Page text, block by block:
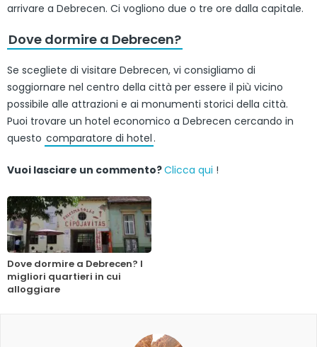
arrivare a Debrecen. Ci vogliono due o tre ore dalla capitale.
Dove dormire a Debrecen?
Se scegliete di visitare Debrecen, vi consigliamo di
soggiornare nel centro della città per essere il più vicino
possibile alle attrazioni e ai monumenti storici della città.
Puoi trovare un hotel economico a Debrecen cercando in
questo comparatore di hotel .
Vuoi lasciare un commento?Clicca qui !
Dove dormire a Debrecen? I
migliori quartieri in cui
alloggiare